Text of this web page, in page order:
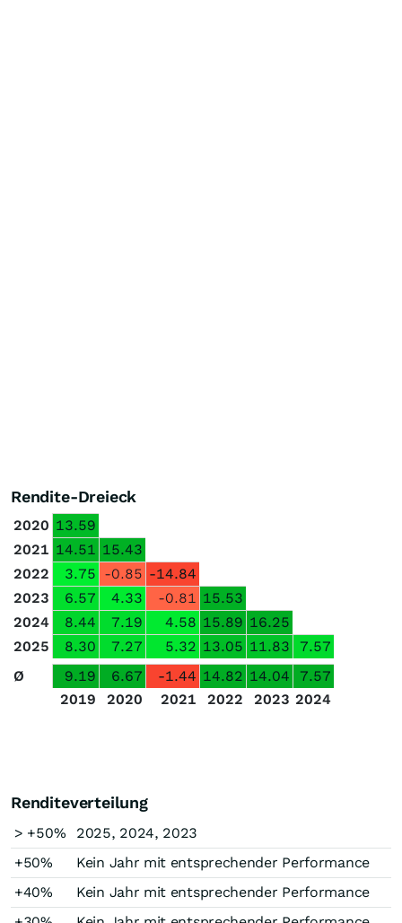
Rendite-Dreieck
2020 13.59
2021 14.51 15.43
2022
3.75 -0.85 -14.84
2023
6.57 4.33 -0.81 15.53
2024
8.44 7.19 4.58 15.89 16.25
2025
8.30 7.27 5.32 13.05 11.83
7.57
Ø
9.19 6.67 -1.44 14.82 14.04
7.57
2019
2020 2021 2022 2023 2024
Renditeverteilung
> +50%
2025, 2024, 2023
+50%
Kein Jahr mit entsprechender Performance
+40%
Kein Jahr mit entsprechender Performance